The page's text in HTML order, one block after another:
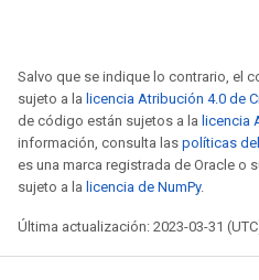
Salvo que se indique lo contrario, el
sujeto a la licencia Atribución 4.0 de
de código están sujetos a la licencia
información, consulta las políticas
es una marca registrada de Oracle o
sujeto a la licencia de NumPy.
Última actualización: 2023-03-31